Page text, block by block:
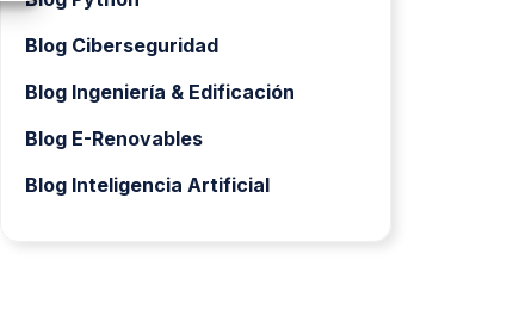
Blog Ciberseguridad
Blog Ingeniería & Edificación
Blog E-Renovables
Blog Inteligencia Artificial